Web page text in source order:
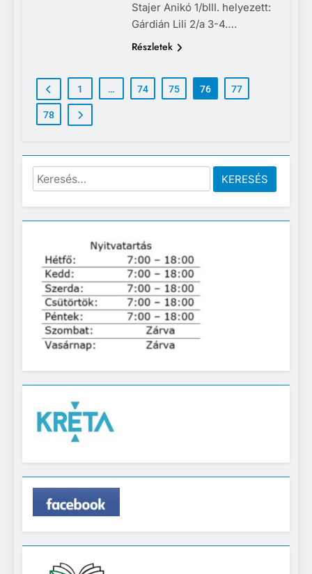
Stajer Anikó 1/bIII. helyezett:
Gárdián Lili 2/a 3-4….
Részletek
1 … 74 75 76 77
78
Keresés: